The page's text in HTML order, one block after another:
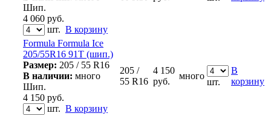
Шип.
4 060 руб.
шт. В корзину
Formula Formula Ice
205/55R16 91T (шип.)
Размер: 205 / 55 R16
В наличии: много
Шип.
4 150 руб.
шт. В корзину
205 /
55 R16
4 150
руб.
много
шт.
В
корзину